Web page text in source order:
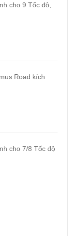
cho 9 Tốc độ,
Road kích
cho 7/8 Tốc độ